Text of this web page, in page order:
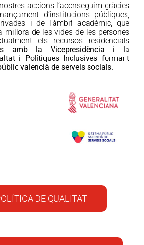
accions l’aconseguim gràcies
d’institucions públiques,
i de l’àmbit acadèmic, que
millora de les vides de les persones
els recursos residencials
amb la Vicepresidència i la
i Polítiques Inclusives formant
valencià de serveis socials.
DE QUALITAT